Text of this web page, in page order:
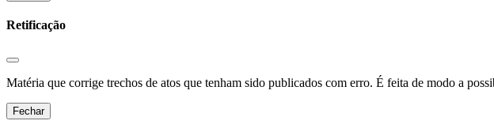
Retificação
Matéria que corrige trechos de atos que tenham sido publicados com erro. É feita de modo a
Fechar